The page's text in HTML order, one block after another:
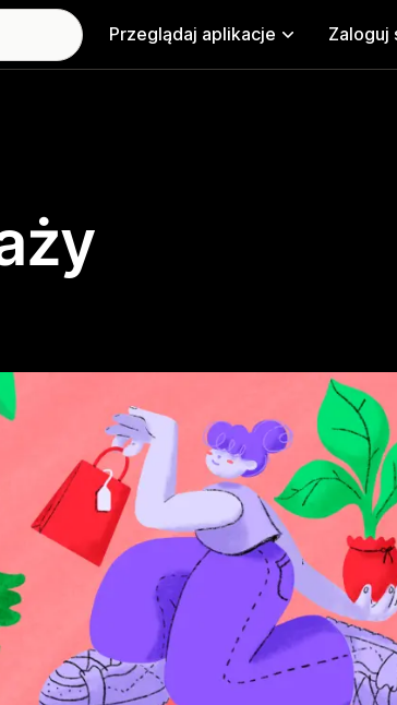
Przeglądaj aplikacje Zaloguj